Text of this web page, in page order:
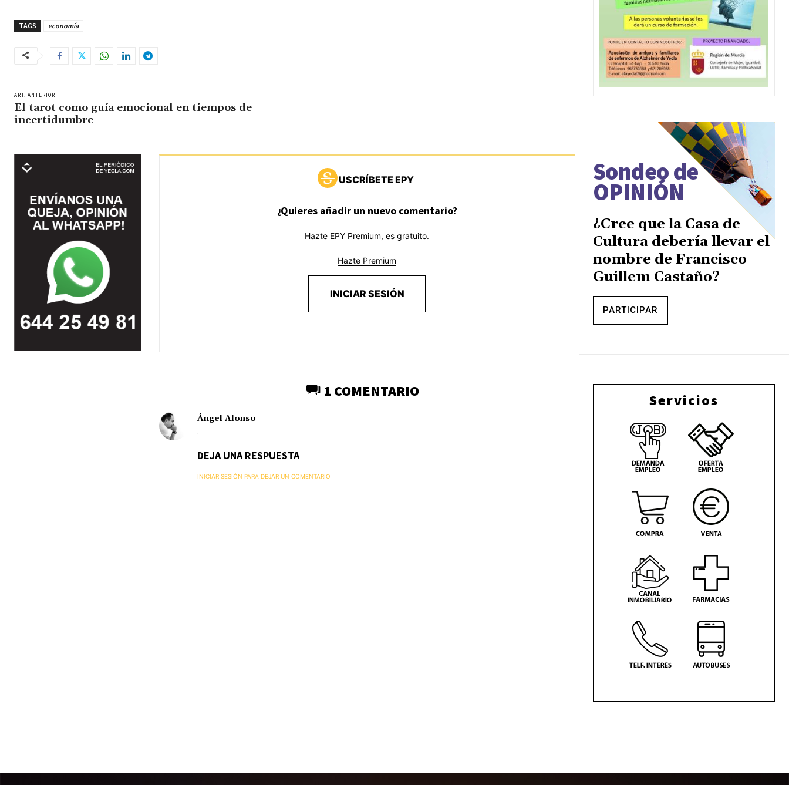
TAGS economía
ART. ANTERIOR
El tarot como guía emocional en tiempos de
incertidumbre
USCRÍBETE EPY
¿Quieres añadir un nuevo comentario?
Hazte EPY Premium, es gratuito.
Hazte Premium
INICIAR SESIÓN
1 COMENTARIO
Ángel Alonso
.
DEJA UNA RESPUESTA
INICIAR SESIÓN PARA DEJAR UN COMENTARIO
Sondeo de
OPINIÓN
¿Cree que la Casa de
Cultura debería llevar el
nombre de Francisco
Guillem Castaño?
PARTICIPAR
Servicios